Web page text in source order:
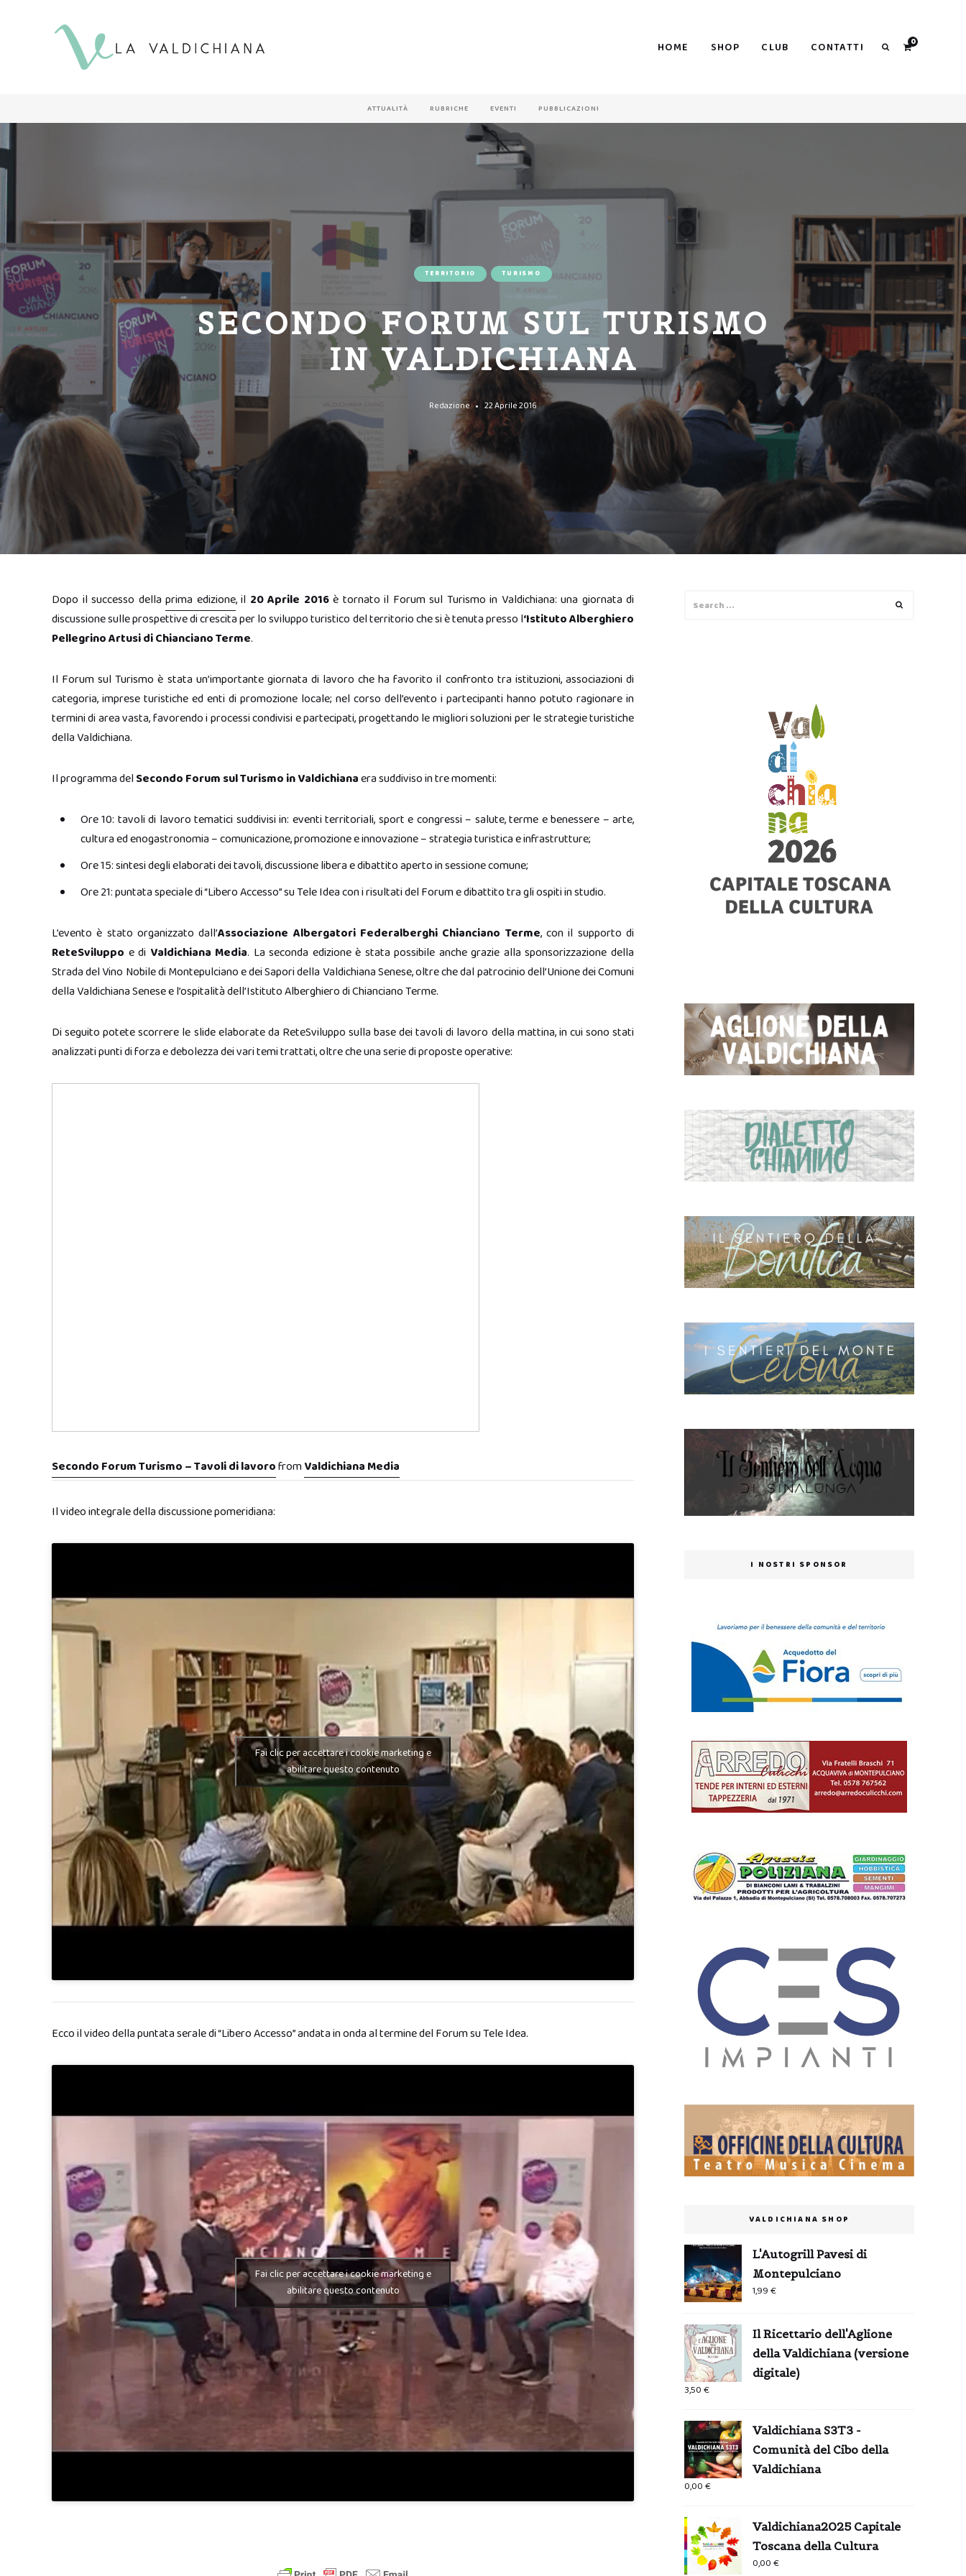
HOME SHOP CLUB CONTATTI 0
ATTUALITÀ RUBRICHE EVENTI PUBBLICAZIONI
TERRITORIO TURISMO
SECONDO FORUM SUL TURISMO
IN VALDICHIANA
Redazione 22 Aprile 2016
Dopo il successo della prima edizione, il 20 Aprile 2016è tornato il Forum sul Turismo in Valdichiana: una giornata di
discussione sulle prospettive di crescita per lo sviluppo turistico del territorio che si è tenuta presso l‘Istituto Alberghiero
Pellegrino Artusi di Chianciano Terme.
Il Forum sul Turismo è stata un’importante giornata di lavoro che ha favorito il confronto tra istituzioni, associazioni di
categoria, imprese turistiche ed enti di promozione locale; nel corso dell’evento i partecipanti hanno potuto ragionare in
termini di area vasta, favorendo i processi condivisi e partecipati, progettando le migliori soluzioni per le strategie turistiche
della Valdichiana.
Il programma del Secondo Forum sul Turismo in Valdichianaera suddiviso in tre momenti:
Ore 10: tavoli di lavoro tematici suddivisi in: eventi territoriali, sport e congressi – salute, terme e benessere – arte,
cultura ed enogastronomia – comunicazione, promozione e innovazione – strategia turistica e infrastrutture;
Ore 15: sintesi degli elaborati dei tavoli, discussione libera e dibattito aperto in sessione comune;
Ore 21: puntata speciale di “Libero Accesso” su Tele Idea con i risultati del Forum e dibattito tra gli ospiti in studio.
L’evento è stato organizzato dall’Associazione Albergatori Federalberghi Chianciano Terme, con il supporto di
ReteSviluppo e di Valdichiana Media. La seconda edizione è stata possibile anche grazie alla sponsorizzazione della
Strada del Vino Nobile di Montepulciano e dei Sapori della Valdichiana Senese, oltre che dal patrocinio dell’Unione dei Comuni
della Valdichiana Senese e l’ospitalità dell’Istituto Alberghiero di Chianciano Terme.
Di seguito potete scorrere le slide elaborate da ReteSviluppo sulla base dei tavoli di lavoro della mattina, in cui sono stati
analizzati punti di forza e debolezza dei vari temi trattati, oltre che una serie di proposte operative:
Secondo Forum Turismo – Tavoli di lavorofromValdichiana Media
Il video integrale della discussione pomeridiana:
Fai clic per accettare i cookie marketing e
abilitare questo contenuto
Ecco il video della puntata serale di “Libero Accesso” andata in onda al termine del Forum su Tele Idea.
Fai clic per accettare i cookie marketing e
abilitare questo contenuto
for:
I NOSTRI SPONSOR
VALDICHIANA SHOP
L'Autogrill Pavesi di
Montepulciano
1,99€
Il Ricettario dell'Aglione
della Valdichiana (versione
digitale)
3,50€
Valdichiana S3T3 -
Comunità del Cibo della
Valdichiana
0,00€
Valdichiana2025 Capitale
Toscana della Cultura
0,00€